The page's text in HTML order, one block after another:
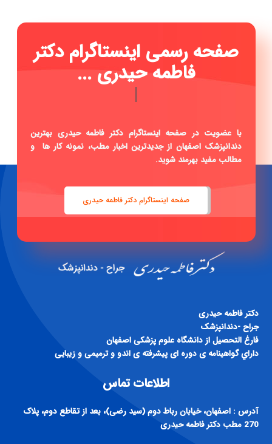
صفحه رسمی اینستاگرام دکتر
فاطمه حیدری ...
|
با عضویت در صفحه اینستاگرام دکتر فاطمه حیدری بهترین
دندانپزشک اصفهان از جدیدترین اخبار مطب، نمونه کار ها و
مطالب مفید بهرمند شوید.
صفحه اینستاگرام دکتر فاطمه حیدری
دكتر فاطمه حيدری
جراح -دندانپزشک
فارغ التحصيل از دانشگاه علوم پزشكی اصفهان
داراي گواهينامه ی دوره ای پيشرفته ی اندو و ترميمی و زيبايی
اطلاعات تماس
آدرس : اصفهان، خیابان رباط دوم (سید رضی)، بعد از تقاطع دوم، پلاک
270 مطب دکتر فاطمه حیدری